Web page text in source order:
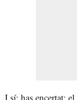
I sí: has encertat: el